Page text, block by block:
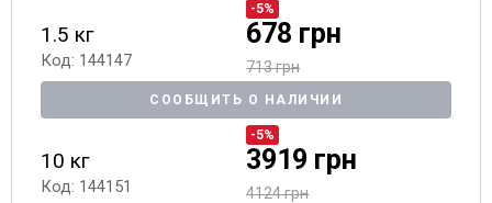
1.5 кг
Код: 144147
-5%
678 грн
713 грн
СООБЩИТЬ О НАЛИЧИИ
10 кг
Код: 144151
-5%
3919 грн
4124 грн